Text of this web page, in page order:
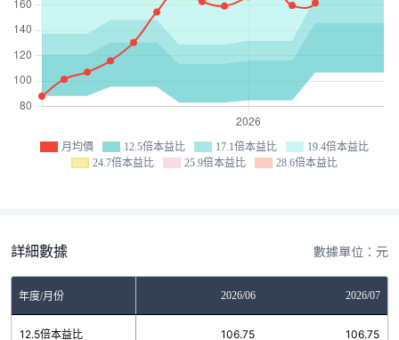
月均價 12.5倍本益比 17.1倍本益比
19.4倍本益比
24.7倍本益比
25.9倍本益比 28.6倍本益比
詳細數據 數據單位：元
年度/月份 2026/06 2026/07
12.5倍本益比 106.75 106.75